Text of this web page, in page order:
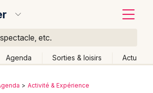
etc.
Agenda Sorties & loisirs Actu
événementActivité & Expérience